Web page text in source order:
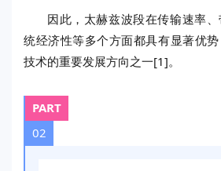
因此，太赫兹波段在传输速率
统经济性等多个方面都具有显著优
技术的重要发展方向之一[1]。
PART
02